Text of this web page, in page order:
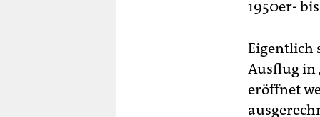
1950er-
Eigentlich
Ausflug in
eröffnet